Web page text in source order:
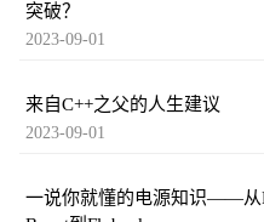
突破？
2023-09-01
来自C++之父的人生建议
2023-09-01
一说你就懂的电源知识——从